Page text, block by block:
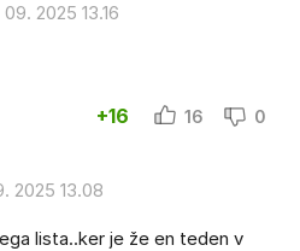
2025 13.16
+16 16 0
2025 13.08
lista..ker je že en teden v